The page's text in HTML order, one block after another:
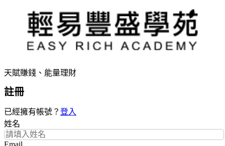
天賦賺錢、能量理財
註冊
已經擁有帳號？ 登入
姓名
Email